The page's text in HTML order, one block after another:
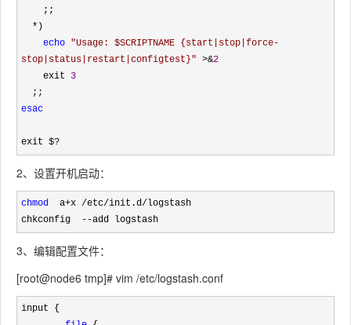
* )
echo "Usage: $SCRIPTNAME {start|stop|force-
stop|status|restart|configtest}" >&2
    exit
3
esac
exit $?
2、设置开机启动：
chmod
  a+x /etc/init.d/
logstash
chkconfig
--add logstash
3、编辑配置文件：
[root@node6 tmp]# vim /etc/logstash.conf
input {